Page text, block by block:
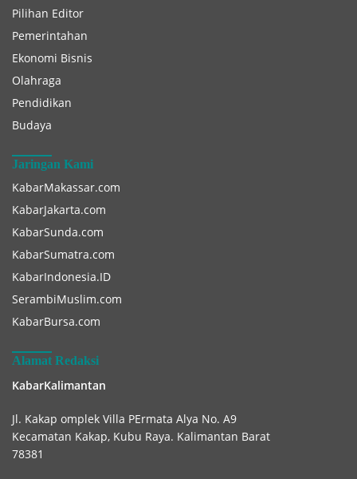
Pilihan Editor
Pemerintahan
Ekonomi Bisnis
Olahraga
Pendidikan
Budaya
Jaringan Kami
KabarMakassar.com
KabarJakarta.com
KabarSunda.com
KabarSumatra.com
KabarIndonesia.ID
SerambiMuslim.com
KabarBursa.com
Alamat Redaksi
KabarKalimantan
Jl. Kakap omplek Villa PErmata Alya No. A9
Kecamatan Kakap, Kubu Raya. Kalimantan Barat
78381